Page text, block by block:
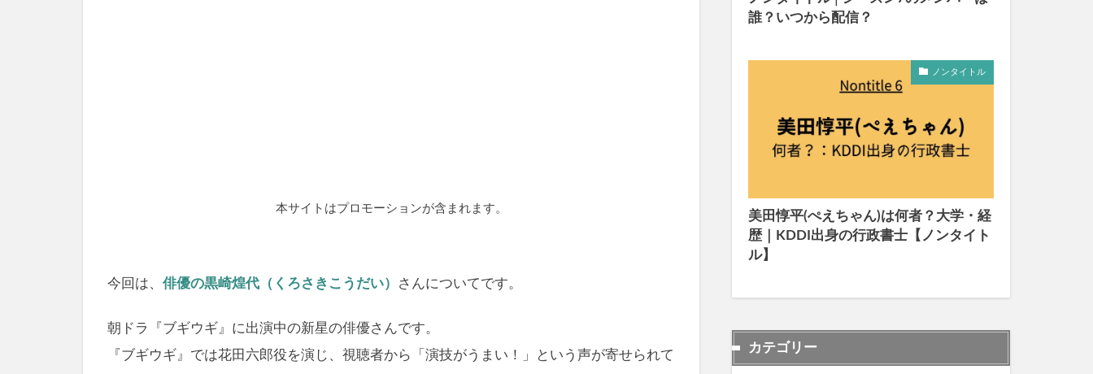
本サイトはプロモーションが含まれます。
今回は、 俳優の黒崎煌代（くろさきこうだい） さんについてです。
朝ドラ『ブギウギ』に出演中の新星の俳優さんです。
『ブギウギ』では花田六郎役を演じ、視聴者から「演技がうまい！」という声が寄せられて
誰？いつから配信？
ノンタイトル
美田惇平(ぺえちゃん)は何者？大学・経
歴｜KDDI出身の行政書士【ノンタイト
ル】
カテゴリー